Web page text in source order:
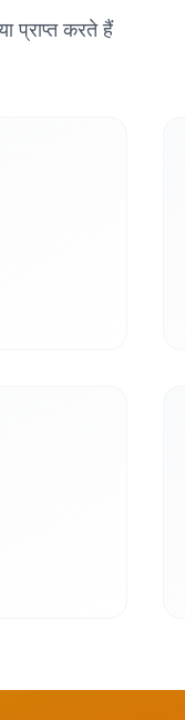
प्राप्त करते हैं